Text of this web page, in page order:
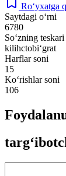
Ro‘yxatga
Saytdagi o‘rni
6780
So‘zning
kilihctobi‘grat
Harflar soni
15
Ko‘rishlar soni
106